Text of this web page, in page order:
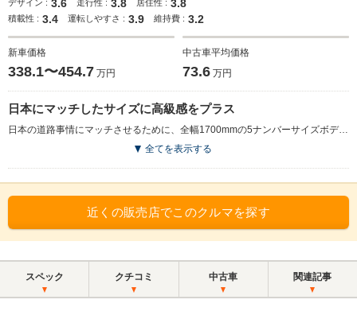
デザイン : 3.6 走行性 : 3.8 居住性 : 3.8
積載性 : 3.4 運転しやすさ : 3.9 維持費 : 3.2
新車価格
338.1〜454.7 万円
中古車平均価格
73.6 万円
日本にマッチしたサイズに高級感をプラス
日本の道路事情にマッチさせるために、全幅1700mmの5ナンバーサイズボディを採用したミドルサイズセダン。ただし、エンジンは3L と2.5Lの直6となるので登録上は3ナンバーだ。プラットフォームはマークII系、足回りはクラウン系というパッケージングも絶妙で、ホイールベースを長く取ることで広い室内空間を確保した。エクステリアはシンプルだが、輸入車のデザイン手法を取り入れながら高級感のあるものに仕上げている。インテリアの質感へのこだわりも相当で、ウッドや本革を用いて高級感を演出した。また車両安定化装置など当時の最新技術がすべて標準だ。(1998.5)
全てを表示する
近くの販売店でこのクルマを探す
スペック クチコミ 中古車 関連記事